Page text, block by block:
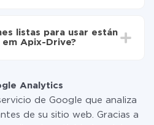
por la cantidad de datos que
de uno de sus sistemas a otro
tarifa gratuita o cambiar a
Más detalles sobre
listas para usar están
Apix-Drive?
Analytics
de Google que analiza
de su sitio web. Gracias a